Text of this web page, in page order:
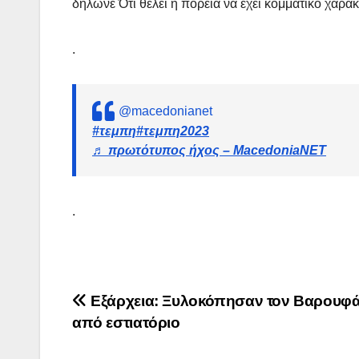
δηλωνε Ότι θέλει η πορεία να έχει κομματικό
.
@macedonianet
#τεμπη#τεμπη2023
♬ πρωτότυπος ήχος – MacedoniaNET
.
Πλοήγηση
άρθρων
Εξάρχεια: Ξυλοκόπησαν τον
από εστιατόριο